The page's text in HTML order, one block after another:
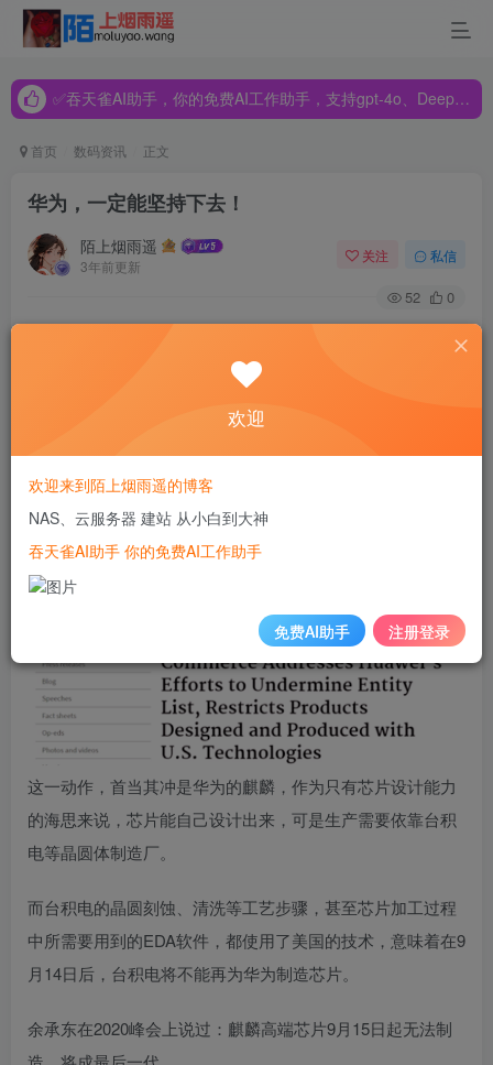
✅吞天雀AI助手，你的免费AI工作助手，支持gpt-4o、DeepSeek、Claude🔥🔥🔥🔥
✅吞天雀AI助手，你的免费AI工作助手，支持gpt-4o、DeepSeek、Claude🔥🔥🔥🔥
首页 数码资讯 正文
华为，一定能坚持下去！
陌上烟雨遥
3年前更新
关注 私信
52 0
华为大
概是真的遇上了这些年来最大的危机。
首先是今年的5月15日，美国对华为的制裁突然加大。
在9月14日后，只要使用了美国技术的公司，无论是哪个国
家的，和华为的合作都需要美国政府的同意。
这一动作，首当其冲是华为的麒麟，作为只有芯片设计能力
的海思来说，芯片能自己设计出来，可是生产需要依靠台积
电等晶圆体制造厂。
而台积电的晶圆刻蚀、清洗等工艺步骤，甚至芯片加工过程
中所需要用到的EDA软件，都使用了美国的技术，意味着在9
月14日后，台积电将不能再为华为制造芯片。
余承东在2020峰会上说过：麒麟高端芯片9月15日起无法制
欢迎
欢迎来到陌上烟雨遥的博客
NAS、云服务器 建站 从小白到大神
吞天雀AI助手 你的免费AI工作助手
免费AI助手 注册登录